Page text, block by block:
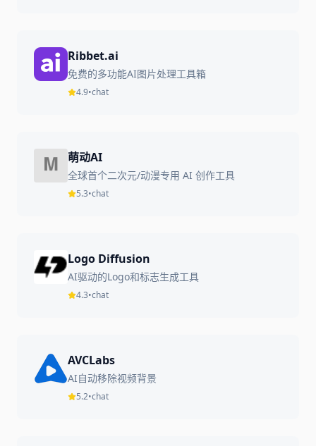
Ribbet.ai
免费的多功能AI图片处理工具箱
4.9•chat
萌动AI
全球首个二次元/动漫专用 AI 创作工具
5.3•chat
Logo Diffusion
AI驱动的Logo和标志生成工具
4.3•chat
AVCLabs
AI自动移除视频背景
5.2•chat